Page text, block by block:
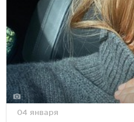
04 января